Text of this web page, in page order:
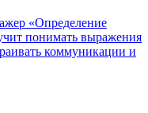
«Определение
понимать выражения
коммуникации и